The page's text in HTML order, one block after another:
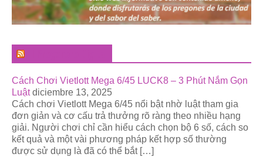
Cách Chơi Vietlott Mega 6/45 LUCK8 – 3 Phút Nắm Gọn
Luật diciembre 13, 2025
Cách chơi Vietlott Mega 6/45 nổi bật nhờ luật tham gia
đơn giản và cơ cấu trả thưởng rõ ràng theo nhiều hạng
giải. Người chơi chỉ cần hiểu cách chọn bộ 6 số, cách so
kết quả và một vài phương pháp kết hợp số thường
được sử dụng là đã có thể bắt […]